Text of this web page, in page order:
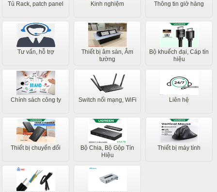
Tủ Rack, patch panel Kinh nghiệm Thông tin giở hàng
Tư vấn, hỗ trợ
Thiết bị âm sàn, Âm
tường
Bộ khuếch đại, Cáp tín
hiệu
Chính sách công ty Switch nối mạng, WiFi Liên hệ
Thiết bị chuyển đổi
Bộ Chia, Bộ Gộp Tín
Hiệu
Thiết bị máy tính